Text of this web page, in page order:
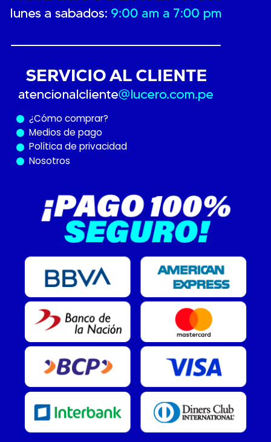
¿Cómo comprar?
Medios de pago
Política de privacidad
Nosotros